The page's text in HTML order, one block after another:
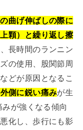
曲げ伸ばしの際に
顆）と繰り返し擦
長時間のランニン
の使用、股関節周
どが原因となるこ
側に鋭い痛みが生
が強くなる傾向
化し、歩行にも影